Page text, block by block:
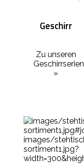
Geschirr
Zu unseren
Geschirrserien
»